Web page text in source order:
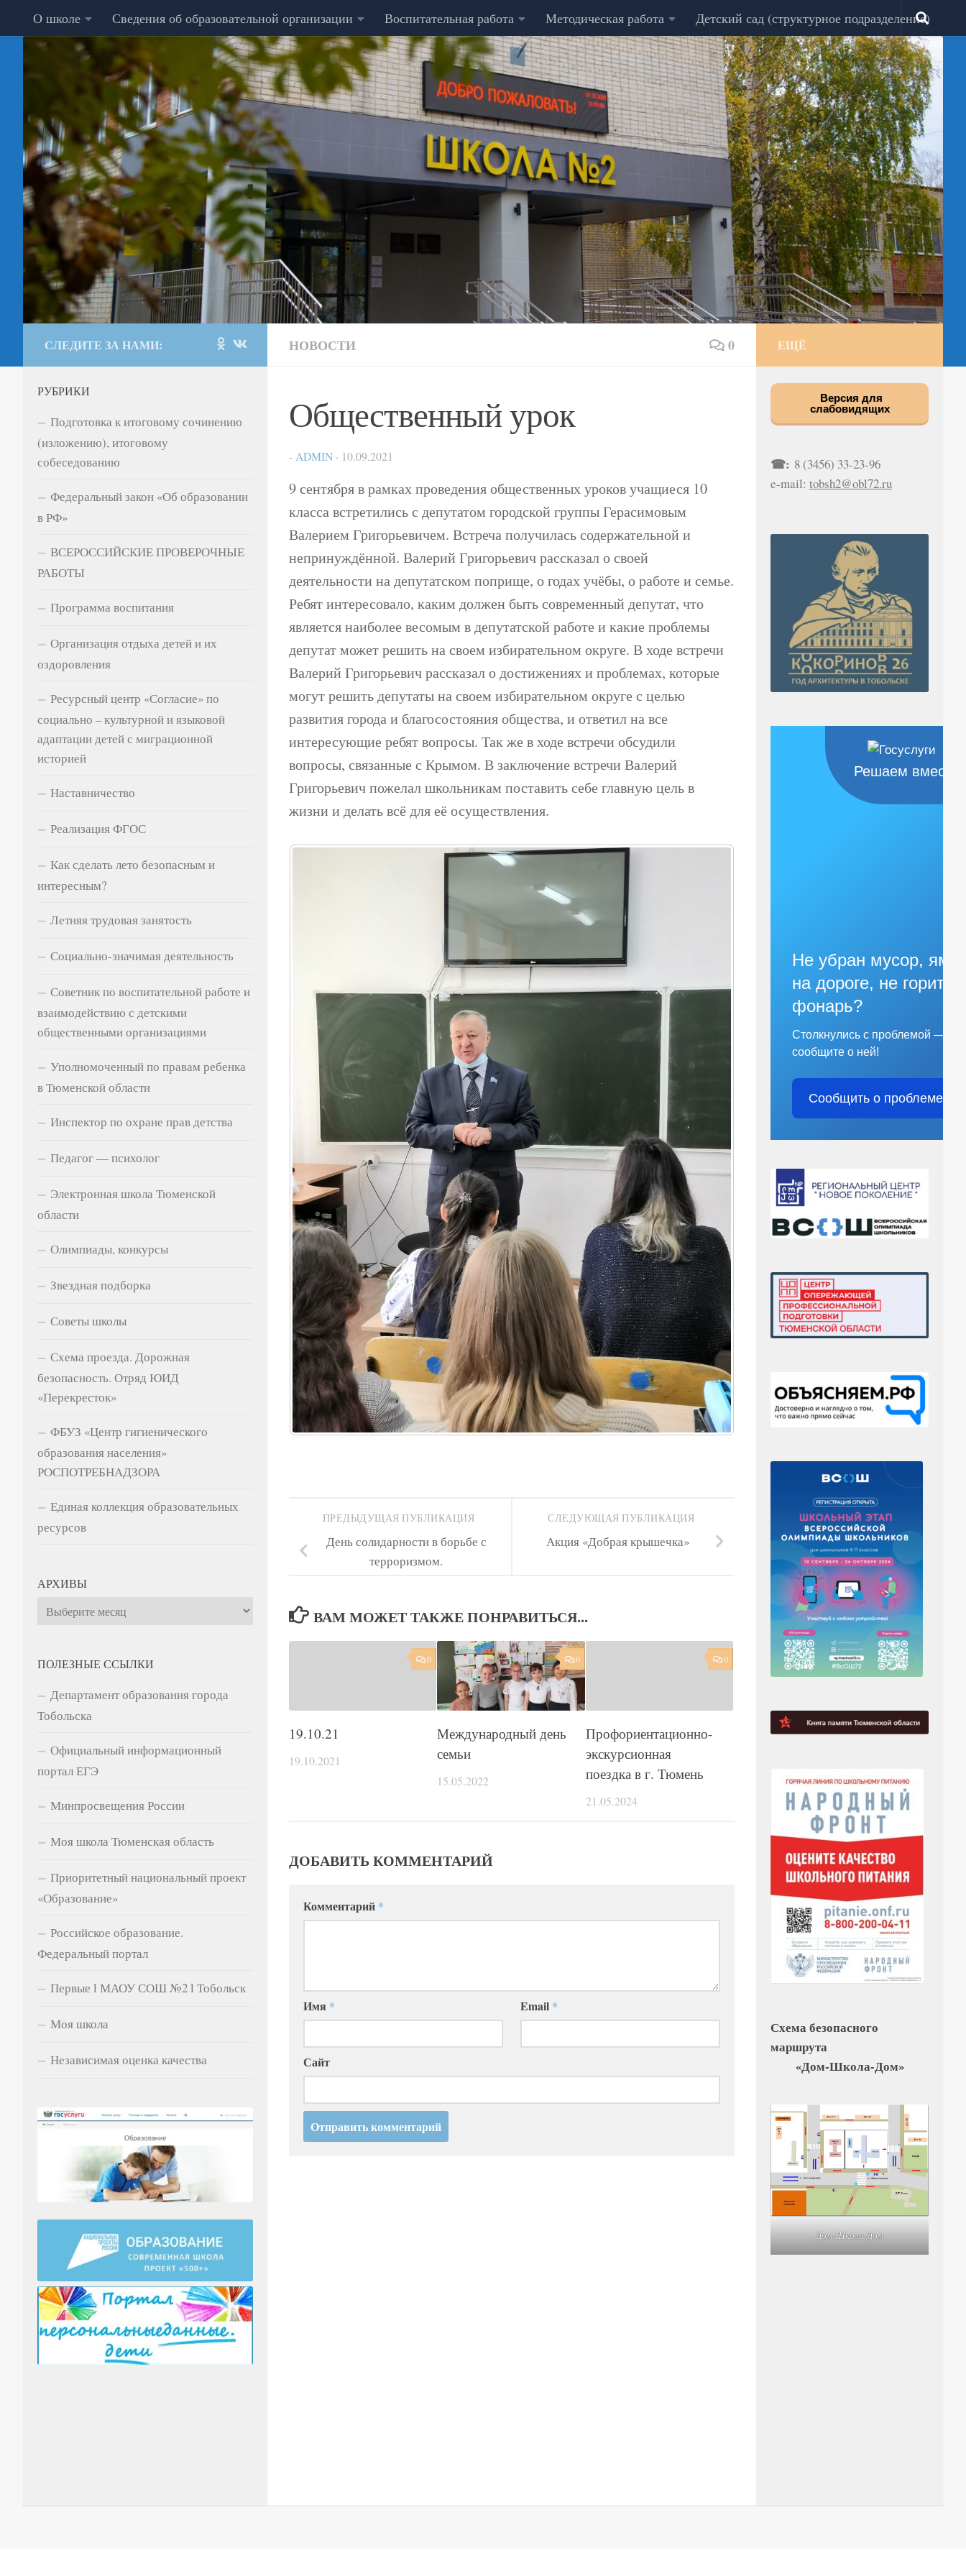
Перейти к содержимому
О школе Сведения об образовательной организации Воспитательная работа Методическая работа Детский сад (структурное подразделение)
НОВОСТИ 0
Общественный урок
- ADMIN · 10.09.2021
9 сентября в рамках проведения общественных уроков учащиеся 10
класса встретились с депутатом городской группы Герасимовым
Валерием Григорьевичем. Встреча получилась содержательной и
непринуждённой. Валерий Григорьевич рассказал о своей
деятельности на депутатском поприще, о годах учёбы, о работе и семье.
Ребят интересовало, каким должен быть современный депутат, что
является наиболее весомым в депутатской работе и какие проблемы
депутат может решить на своем избирательном округе. В ходе встречи
Валерий Григорьевич рассказал о достижениях и проблемах, которые
могут решить депутаты на своем избирательном округе с целью
развития города и благосостояния общества, и ответил на все
интересующие ребят вопросы. Так же в ходе встречи обсудили
вопросы, связанные с Крымом. В заключение встречи Валерий
Григорьевич пожелал школьникам поставить себе главную цель в
жизни и делать всё для её осуществления.
СЛЕДУЮЩАЯ ПУБЛИКАЦИЯ
Акция «Добрая крышечка»
ПРЕДЫДУЩАЯ ПУБЛИКАЦИЯ
День солидарности в борьбе с
терроризмом.
ВАМ МОЖЕТ ТАКЖЕ ПОНРАВИТЬСЯ...
0
19.10.21
19.10.2021
0
Международный день
семьи
15.05.2022
0
Профориентационно-
экскурсионная
поездка в г. Тюмень
21.05.2024
ДОБАВИТЬ КОММЕНТАРИЙ
Комментарий *
Имя * Email *
Сайт
СЛЕДИТЕ ЗА НАМИ:
РУБРИКИ
Подготовка к итоговому сочинению
(изложению), итоговому
собеседованию
Федеральный закон «Об образовании
в РФ»
ВСЕРОССИЙСКИЕ ПРОВЕРОЧНЫЕ
РАБОТЫ
Программа воспитания
Организация отдыха детей и их
оздоровления
Ресурсный центр «Согласие» по
социально – культурной и языковой
адаптации детей с миграционной
историей
Наставничество
Реализация ФГОС
Как сделать лето безопасным и
интересным?
Летняя трудовая занятость
Социально-значимая деятельность
Советник по воспитательной работе и
взаимодействию с детскими
общественными организациями
Уполномоченный по правам ребенка
в Тюменской области
Инспектор по охране прав детства
Педагог — психолог
Электронная школа Тюменской
области
Олимпиады, конкурсы
Звездная подборка
Советы школы
Схема проезда. Дорожная
безопасность. Отряд ЮИД
«Перекресток»
ФБУЗ «Центр гигиенического
образования населения»
РОСПОТРЕБНАДЗОРА
Единая коллекция образовательных
ресурсов
АРХИВЫ
Архивы
ПОЛЕЗНЫЕ ССЫЛКИ
Департамент образования города
Тобольска
Официальный информационный
портал ЕГЭ
Минпросвещения России
Моя школа Тюменская область
Приоритетный национальный проект
«Образование»
Российское образование.
Федеральный портал
Первые l МАОУ СОШ №2 l Тобольск
Моя школа
Независимая оценка качества
ЕЩЁ
Версия для
слабовидящих
☎: 8 (3456) 33-23-96
e-mail: tobsh2@obl72.ru
Решаем вместе
Не убран мусор, яма
на дороге, не горит
фонарь?
Столкнулись с проблемой —
сообщите о ней!
Сообщить о проблеме
Схема безопасного
маршрута
«Дом-Школа-Дом»
Дом-Школа-Дом